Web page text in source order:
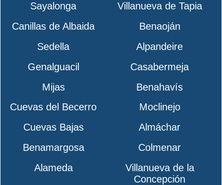
Sayalonga
Villanueva de Tapia
Canillas de Albaida
Benaoján
Sedella
Alpandeire
Genalguacil
Casabermeja
Mijas
Benahavís
Cuevas del Becerro
Moclinejo
Cuevas Bajas
Almáchar
Benamargosa
Colmenar
Alameda
Villanueva de la
Concepción